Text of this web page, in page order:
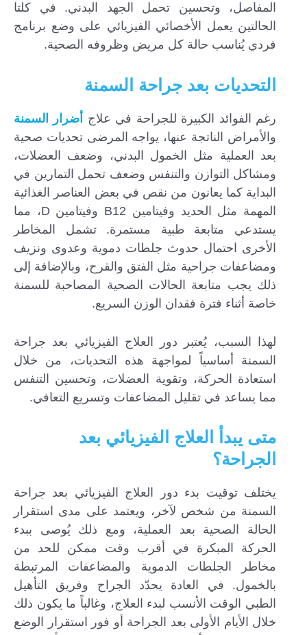
المفاصل، وتحسين تحمل الجهد البدني. في كلتا
الحالتين يعمل الأخصائي الفيزيائي على وضع برنامج
فردي يُناسب حالة كل مريض وظروفه الصحية.
التحديات بعد جراحة السمنة
رغم الفوائد الكبيرة للجراحة في علاج أضرار السمنة
والأمراض الناتجة عنها، يواجه المرضى تحديات صحية
بعد العملية مثل الخمول البدني، وضعف العضلات،
ومشاكل التوازن والتنفس وضعف تحمل التمارين في
البداية كما يعانون من نقص في بعض العناصر الغذائية
المهمة مثل الحديد وفيتامين B12 وفيتامين D، مما
يستدعي متابعة طبية مستمرة. تشمل المخاطر
الأخرى احتمال حدوث جلطات دموية وعدوى ونزيف
ومضاعفات جراحية مثل الفتق والقرح، وبالإضافة إلى
ذلك يجب متابعة الحالات الصحية المصاحبة للسمنة
خاصة أثناء فترة فقدان الوزن السريع.
لهذا السبب، يُعتبر دور العلاج الفيزيائي بعد جراحة
السمنة أساسياً لمواجهة هذه التحديات، من خلال
استعادة الحركة، وتقوية العضلات، وتحسين التنفس
مما يساعد في تقليل المضاعفات وتسريع التعافي.
متى يبدأ العلاج الفيزيائي بعد
الجراحة؟
يختلف توقيت بدء دور العلاج الفيزيائي بعد جراحة
السمنة من شخص لآخر، ويعتمد على مدى استقرار
الحالة الصحية بعد العملية، ومع ذلك يُوصى ببدء
الحركة المبكرة في أقرب وقت ممكن للحد من
مخاطر الجلطات الدموية والمضاعفات المرتبطة
بالخمول. في العادة يحدّد الجراح وفريق التأهيل
الطبي الوقت الأنسب لبدء العلاج، وغالباً ما يكون ذلك
خلال الأيام الأولى بعد الجراحة أو فور استقرار الوضع